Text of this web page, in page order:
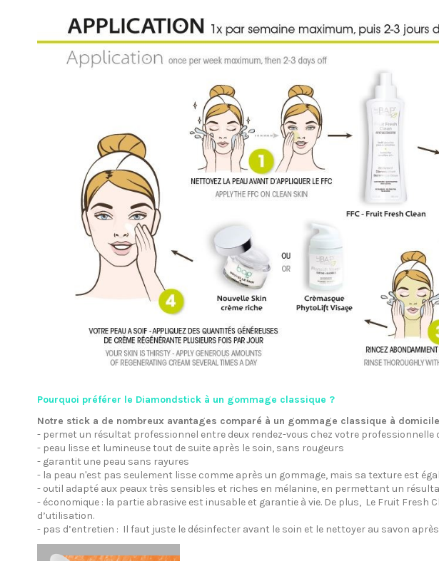
Pourquoi préférer le Diamondstick à un gommage classique ?
Notre stick a de nombreux avantages comparé à un gommage classique à
- permet un résultat professionnel entre deux rendez-vous chez votre professionnelle
- peau lisse et lumineuse tout de suite après le soin, sans rougeurs
- garantit une peau sans rayures
- la peau n'est pas seulement lisse comme après un gommage, mais sa texture est
- outil adapté aux peaux très sensibles et riches en mélanine, en permettant un
- économique : la partie abrasive est inusable et garantie à vie. De plus, Le Fruit
d’utilisation.
- pas d’entretien : Il faut juste le désinfecter avant le soin et le nettoyer au savon